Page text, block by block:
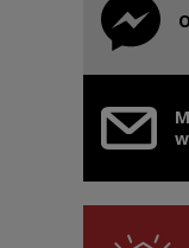
Uwaga,